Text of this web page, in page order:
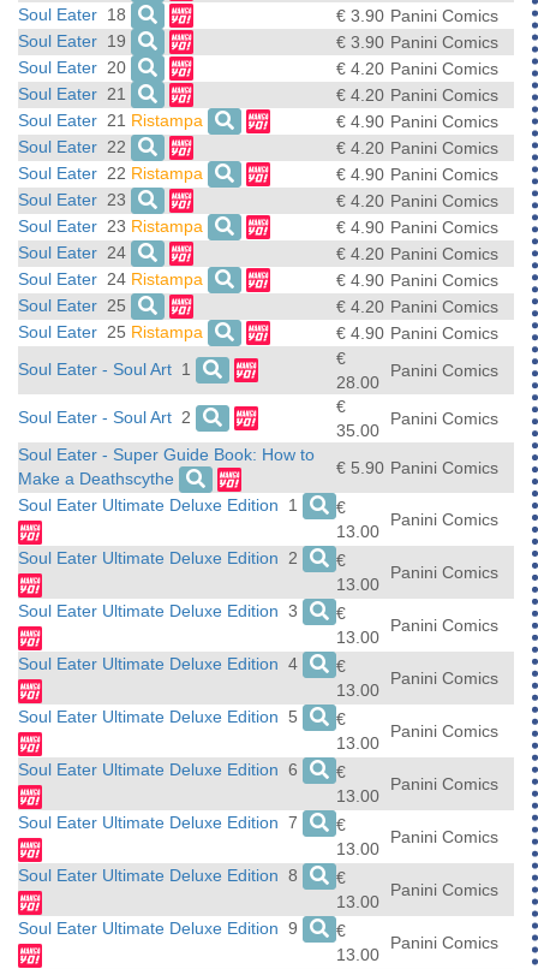
Soul Eater 18 € 3.90 Panini Comics
Soul Eater 19 € 3.90 Panini Comics
Soul Eater 20 € 4.20 Panini Comics
Soul Eater 21 € 4.20 Panini Comics
Soul Eater 21 Ristampa € 4.90 Panini Comics
Soul Eater 22 € 4.20 Panini Comics
Soul Eater 22 Ristampa € 4.90 Panini Comics
Soul Eater 23 € 4.20 Panini Comics
Soul Eater 23 Ristampa € 4.90 Panini Comics
Soul Eater 24 € 4.20 Panini Comics
Soul Eater 24 Ristampa € 4.90 Panini Comics
Soul Eater 25 € 4.20 Panini Comics
Soul Eater 25 Ristampa € 4.90 Panini Comics
Soul Eater - Soul Art 1
€
28.00
Panini Comics
Soul Eater - Soul Art 2
€
35.00
Panini Comics
Soul Eater - Super Guide Book: How to
Make a Deathscythe
€ 5.90 Panini Comics
Soul Eater Ultimate Deluxe Edition 1
€
13.00
Panini Comics
Soul Eater Ultimate Deluxe Edition 2
€
13.00
Panini Comics
Soul Eater Ultimate Deluxe Edition 3
€
13.00
Panini Comics
Soul Eater Ultimate Deluxe Edition 4
€
13.00
Panini Comics
Soul Eater Ultimate Deluxe Edition 5
€
13.00
Panini Comics
Soul Eater Ultimate Deluxe Edition 6
€
13.00
Panini Comics
Soul Eater Ultimate Deluxe Edition 7
€
13.00
Panini Comics
Soul Eater Ultimate Deluxe Edition 8
€
13.00
Panini Comics
Soul Eater Ultimate Deluxe Edition 9
€
13.00
Panini Comics